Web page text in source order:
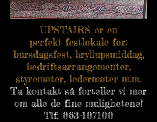
UPSTAIRS er en
perfekt festlokale for:
bursdagsfest, bryllupsmiddag,
bedriftsarrangementer,
styremøter, ledermøter m.m.
Ta kontakt så forteller vi mer
om alle de fine mulighetene!
Tlf: 063-107100